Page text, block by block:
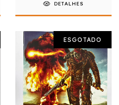
DETALHES
ESGOTADO